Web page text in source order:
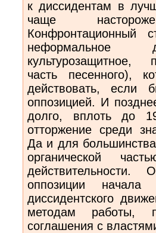
к диссидентам в
чаще
Конфронтационный
неформальное
культурозащитное,
часть песенного),
действовать,
оппозицией. И
долго, вплоть до
отторжение среди
Да и для
органической
оппозиции
диссидентского
методам работы,
соглашения с